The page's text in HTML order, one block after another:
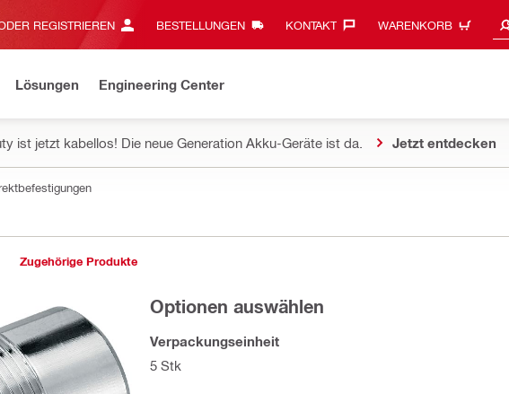
REGISTRIEREN BESTELLUNGEN KONTAKT‎ WARENKORB
Lösungen Engineering Center
ist jetzt kabellos! Die neue Generation Akku-Geräte ist da. Jetzt entdecken
Zugehörige Produkte
Optionen auswählen
Verpackungseinheit
5 Stk